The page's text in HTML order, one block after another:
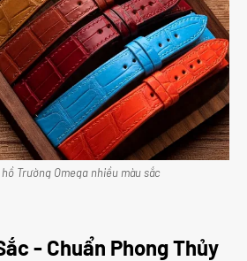
Trường Omega nhiều màu sắc
- Chuẩn Phong Thủy